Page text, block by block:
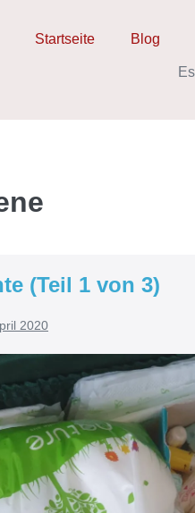
Startseite Blog
(Teil 1 von 3)
2020